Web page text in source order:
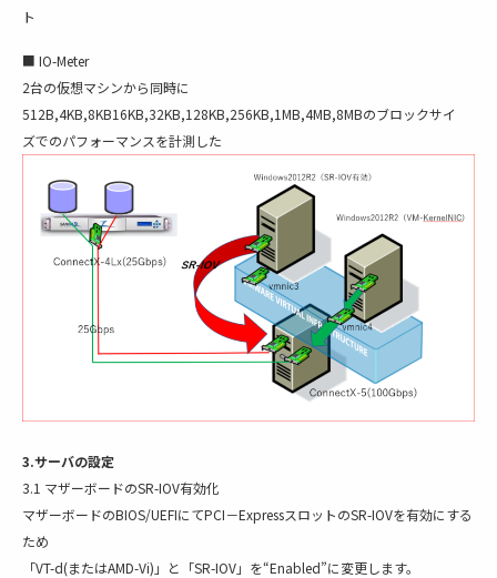
ト
■ IO-Meter
2台の仮想マシンから同時に
512B,4KB,8KB16KB,32KB,128KB,256KB,1MB,4MB,8MBのブロックサイ
ズでのパフォーマンスを計測した
3.サーバの設定
3.1 マザーボードのSR-IOV有効化
マザーボードのBIOS/UEFIにてPCI－ExpressスロットのSR-IOVを有効にする
ため
「VT-d(またはAMD-Vi)」と「SR-IOV」を“Enabled”に変更します。